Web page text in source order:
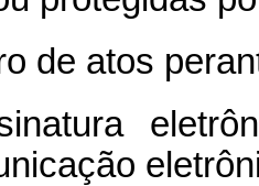
de atos